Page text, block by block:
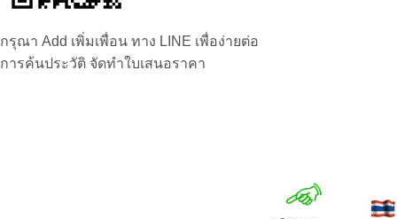
กรุณา Add เพิ่มเพื่อน ทาง LINE เพื่อง่ายต่อ
การค้นประวัติ จัดทำใบเสนอราคา